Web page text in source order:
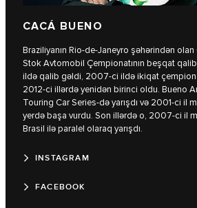
CACÁ BUENO
Braziliyanın Rio-de-Janeyro şəhərindən
Stok Avtomobil Çempionatının beşqat
ildə qalib gəldi, 2007-ci ildə ikiqat çempion
2012-ci illərdə yenidən birinci oldu. Bueno
Touring Car Series-də yarışdı və 2001-ci il
yerdə başa vurdu. Son illərdə o, 2007-ci il
Brasil ilə paralel olaraq yarışdı.
INSTAGRAM
FACEBOOK